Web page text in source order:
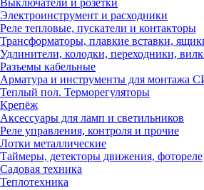
Выключатели и розетки
Электроинструмент и расходники
Реле тепловые, пускатели и контакторы
Трансформаторы, плавкие вставки,
Удлинители, колодки, переходники,
Разъемы кабельные
Арматура и инструменты для монтажа
Теплый пол. Терморегуляторы
Крепёж
Аксессуары для ламп и светильников
Реле управления, контроля и прочие
Лотки металлические
Таймеры, детекторы движения, фотореле
Садовая техника
Теплотехника